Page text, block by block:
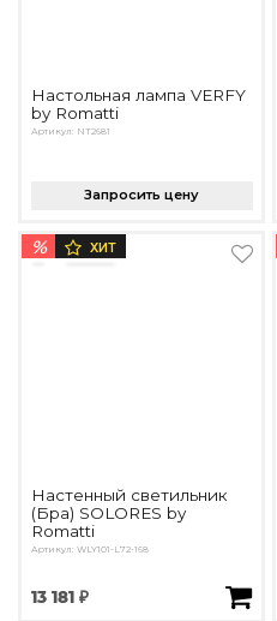
Настольная лампа VERFY
by Romatti
Артикул: NT2681
Запросить цену
% ХИТ
Настенный светильник
(Бра) SOLORES by
Romatti
Артикул: WLY101-L72-168
13 181 ₽